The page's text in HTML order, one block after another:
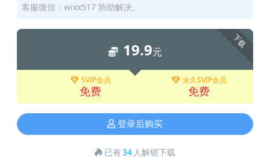
客服微信：wixx517 协助解决。
下载
19.9元
SVIP会员
免费
永久SVIP会员
免费
登录后购买
已有34 人解锁下载